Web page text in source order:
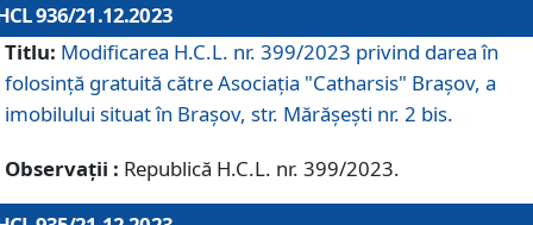
936/21.12.2023
Titlu: Modificarea H.C.L. nr. 399/2023 privind darea în
folosinţă gratuită către Asociaţia "Catharsis" Brașov, a
imobilului situat în Braşov, str. Mărăşeşti nr. 2 bis.
Observații : Republică H.C.L. nr. 399/2023.